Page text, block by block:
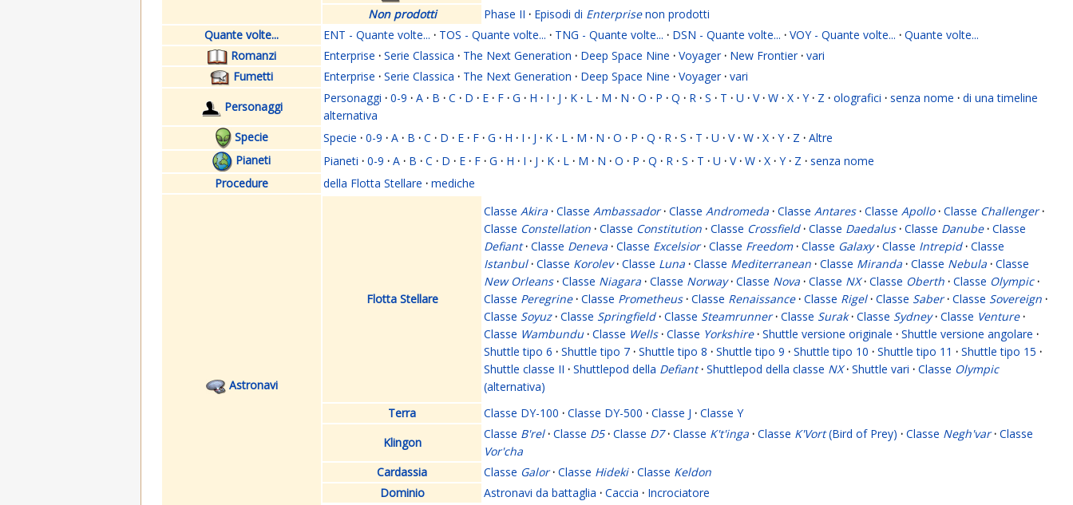
Non prodotti
Phase II · Episodi di Enterprisenon prodotti
Quante volte...
ENT - Quante volte... · TOS - Quante volte... · TNG - Quante volte... · DSN - Quante volte... · VOY - Quante volte... · Quante volte...
Romanzi
Enterprise · Serie Classica · The Next Generation · Deep Space Nine · Voyager · New Frontier · vari
Fumetti
Enterprise · Serie Classica · The Next Generation · Deep Space Nine · Voyager · vari
Personaggi
Personaggi · 0-9 · A · B · C · D · E · F · G · H · I · J · K · L · M · N · O · P · Q · R · S · T · U · V · W · X · Y · Z · olografici · senza nome · di una timeline
alternativa
Specie
Specie · 0-9 · A · B · C · D · E · F · G · H · I · J · K · L · M · N · O · P · Q · R · S · T · U · V · W · X · Y · Z · Altre
Pianeti
Pianeti · 0-9 · A · B · C · D · E · F · G · H · I · J · K · L · M · N · O · P · Q · R · S · T · U · V · W · X · Y · Z · senza nome
Procedure
della Flotta Stellare · mediche
Astronavi
Flotta Stellare
Classe Akira · Classe Ambassador · Classe Andromeda · Classe Antares · Classe Apollo · Classe Challenger ·
Classe Constellation · Classe Constitution · Classe Crossfield · Classe Daedalus · Classe Danube · Classe
Defiant · Classe Deneva · Classe Excelsior · Classe Freedom · Classe Galaxy · Classe Intrepid · Classe
Istanbul · Classe Korolev · Classe Luna · Classe Mediterranean · Classe Miranda · Classe Nebula · Classe
New Orleans · Classe Niagara · Classe Norway · Classe Nova · Classe NX · Classe Oberth · Classe Olympic ·
Classe Peregrine · Classe Prometheus · Classe Renaissance · Classe Rigel · Classe Saber · Classe Sovereign ·
Classe Soyuz · Classe Springfield · Classe Steamrunner · Classe Surak · Classe Sydney · Classe Venture ·
Classe Wambundu · Classe Wells · Classe Yorkshire · Shuttle versione originale · Shuttle versione angolare ·
Shuttle tipo 6 · Shuttle tipo 7 · Shuttle tipo 8 · Shuttle tipo 9 · Shuttle tipo 10 · Shuttle tipo 11 · Shuttle tipo 15 ·
Shuttle classe II · Shuttlepod della Defiant · Shuttlepod della classe NX · Shuttle vari · Classe Olympic
(alternativa)
Terra
Classe DY-100 · Classe DY-500 · Classe J · Classe Y
Klingon
Classe B'rel · Classe D5 · Classe D7 · Classe K't'inga · Classe K'Vort(Bird of Prey) · Classe Negh'var · Classe
Vor'cha
Cardassia
Classe Galor · Classe Hideki · Classe Keldon
Dominio
Astronavi da battaglia · Caccia · Incrociatore